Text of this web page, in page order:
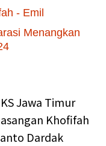
- Emil
Menangkan
Jawa Timur
Khofifah
Dardak